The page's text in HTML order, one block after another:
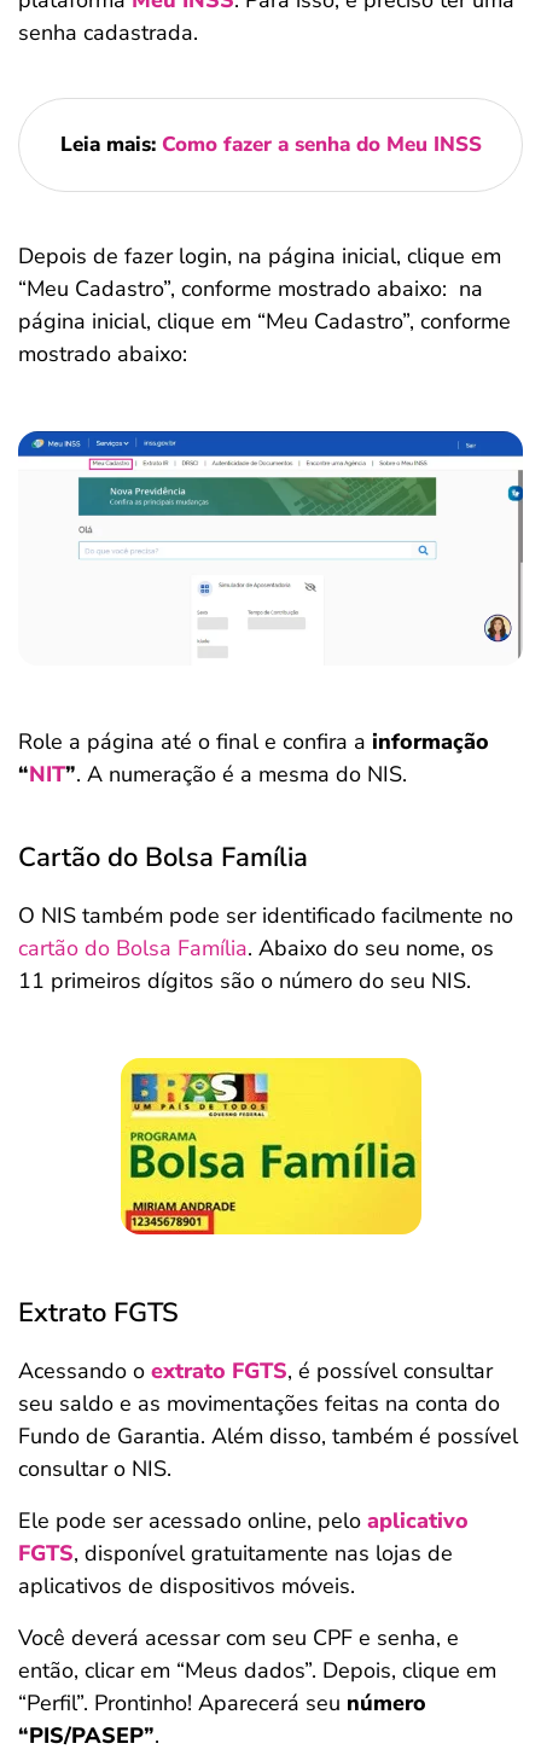
senha cadastrada.
Leia mais:Como fazer a senha do Meu INSS
Depois de fazer login, na página inicial, clique em
“Meu Cadastro”, conforme mostrado abaixo: na
página inicial, clique em “Meu Cadastro”, conforme
mostrado abaixo:
Role a página até o final e confira a informação
“NIT”. A numeração é a mesma do NIS.
Cartão do Bolsa Família
O NIS também pode ser identificado facilmente no
cartão do Bolsa Família. Abaixo do seu nome, os
11 primeiros dígitos são o número do seu NIS.
Extrato FGTS
Acessando o extrato FGTS, é possível consultar
seu saldo e as movimentações feitas na conta do
Fundo de Garantia. Além disso, também é possível
consultar o NIS.
Ele pode ser acessado online, pelo aplicativo
FGTS, disponível gratuitamente nas lojas de
aplicativos de dispositivos móveis.
Você deverá acessar com seu CPF e senha, e
então, clicar em “Meus dados”. Depois, clique em
“Perfil”. Prontinho! Aparecerá seu número
“PIS/PASEP”.